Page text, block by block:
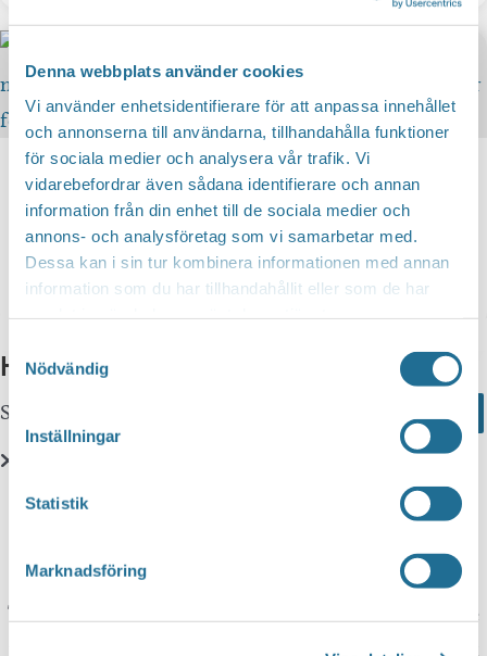
Denna webbplats använder cookies
Vi använder enhetsidentifierare för att anpassa innehållet
och annonserna till användarna, tillhandahålla funktioner
för sociala medier och analysera vår trafik. Vi
vidarebefordrar även sådana identifierare och annan
information från din enhet till de sociala medier och
annons- och analysföretag som vi samarbetar med.
Dessa kan i sin tur kombinera informationen med annan
information som du har tillhandahållit eller som de har
Nödvändig
Inställningar
Statistik
Marknadsföring
Aktiviteter
Hittar du inte vad du söker?
Sök här...
You can translate this website with Google
Translate. It is important to remember that the
translation is being done by a machine and not